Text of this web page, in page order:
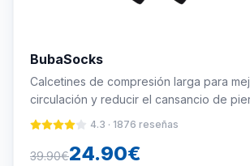
BubaSocks
Calcetines de compresión larga para
circulación y reducir el cansancio de
4.3 · 1876 reseñas
39.90€24.90€